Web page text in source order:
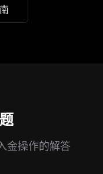
金操作的解答